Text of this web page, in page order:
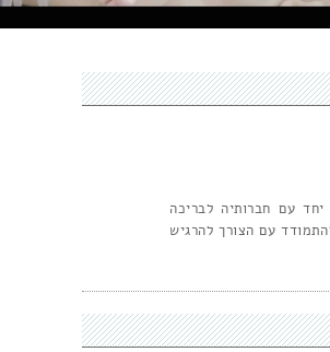
עם חברותיה לבריכה
עם הצורך להרגיש